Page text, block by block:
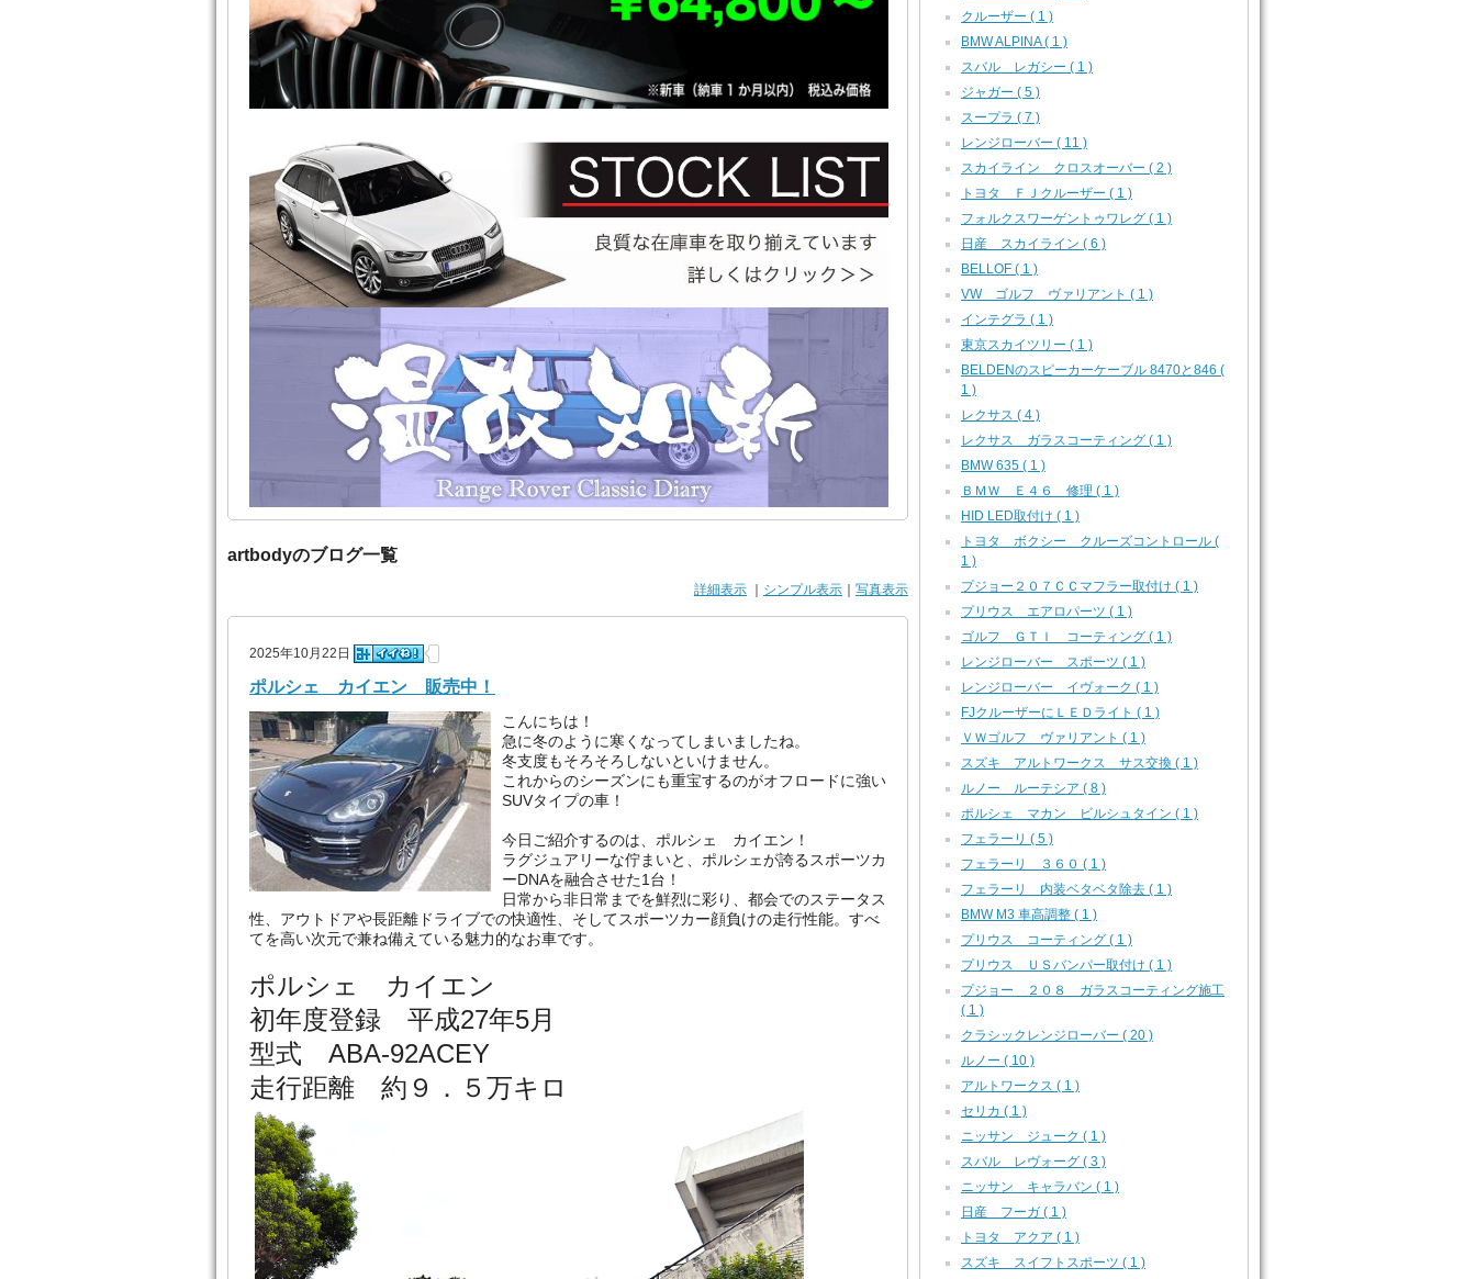
artbodyのブログ一覧
詳細表示 シンプル表示 写真表示
2025年10月22日
ポルシェ カイエン 販売中！
こんにちは！
急に冬のように寒くなってしまいましたね。
冬支度もそろそろしないといけません。
これからのシーズンにも重宝するのがオフロードに強い
SUVタイプの車！
今日ご紹介するのは、ポルシェ カイエン！
ラグジュアリーな佇まいと、ポルシェが誇るスポーツカ
ーDNAを融合させた1台！
日常から非日常までを鮮烈に彩り、 都会でのステータス
性、アウトドアや長距離ドライブでの快適性、そしてスポーツカー顔負けの走行性能。すべ
てを高い次元で兼ね備えている魅力的なお車です。
ポルシェ カイエン
初年度登録 平成27年5月
型式 ABA-92ACEY
走行距離 約９．５万キロ
クルーザー ( 1 )
BMW ALPINA ( 1 )
スバル レガシー ( 1 )
ジャガー ( 5 )
スープラ ( 7 )
レンジローバー ( 11 )
スカイライン クロスオーバー ( 2 )
トヨタ ＦＪクルーザー ( 1 )
フォルクスワーゲントゥワレグ ( 1 )
日産 スカイライン ( 6 )
BELLOF ( 1 )
VW ゴルフ ヴァリアント ( 1 )
インテグラ ( 1 )
東京スカイツリー ( 1 )
BELDENのスピーカーケーブル 8470と846 (
1 )
レクサス ( 4 )
レクサス ガラスコーティング ( 1 )
BMW 635 ( 1 )
ＢＭＷ Ｅ４６ 修理 ( 1 )
HID LED取付け ( 1 )
トヨタ ボクシー クルーズコントロール (
1 )
プジョー２０７ＣＣマフラー取付け ( 1 )
プリウス エアロパーツ ( 1 )
ゴルフ ＧＴＩ コーティング ( 1 )
レンジローバー スポーツ ( 1 )
レンジローバー イヴォーク ( 1 )
FJクルーザーにＬＥＤライト ( 1 )
ＶＷゴルフ ヴァリアント ( 1 )
スズキ アルトワークス サス交換 ( 1 )
ルノー ルーテシア ( 8 )
ポルシェ マカン ビルシュタイン ( 1 )
フェラーリ ( 5 )
フェラーリ ３６０ ( 1 )
フェラーリ 内装ベタベタ除去 ( 1 )
BMW M3 車高調整 ( 1 )
プリウス コーティング ( 1 )
プリウス ＵＳバンパー取付け ( 1 )
プジョー ２０８ ガラスコーティング施工
( 1 )
クラシックレンジローバー ( 20 )
ルノー ( 10 )
アルトワークス ( 1 )
セリカ ( 1 )
ニッサン ジューク ( 1 )
スバル レヴォーグ ( 3 )
ニッサン キャラバン ( 1 )
日産 フーガ ( 1 )
トヨタ アクア ( 1 )
スズキ スイフトスポーツ ( 1 )